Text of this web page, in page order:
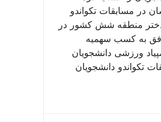
در مسابقات تکواندو
دختر منطقه شش کشور در
به کسب سهمیه
ورزشی دانشجویان
تکواندو دانشجویان